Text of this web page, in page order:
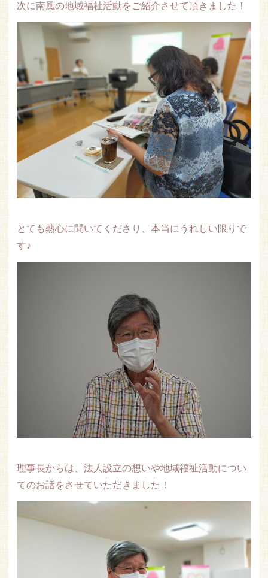
次に南風の地域福祉活動をご紹介させて頂きました！
とても熱心に聞いてくださり、本当にうれしい限りで
す♪
理事長からは、法人設立の想いや地域福祉活動につい
てのお話をさせていただきました！